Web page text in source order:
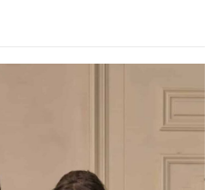
scéně měli i lidé na okraji
Jak se queer kultura